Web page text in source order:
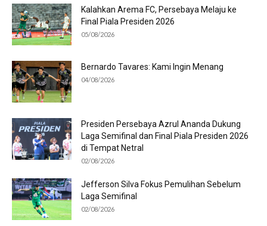
Kalahkan Arema FC, Persebaya Melaju ke
Final Piala Presiden 2026
05/08/2026
Bernardo Tavares: Kami Ingin Menang
04/08/2026
Presiden Persebaya Azrul Ananda Dukung
Laga Semifinal dan Final Piala Presiden 2026
di Tempat Netral
02/08/2026
Jefferson Silva Fokus Pemulihan Sebelum
Laga Semifinal
02/08/2026